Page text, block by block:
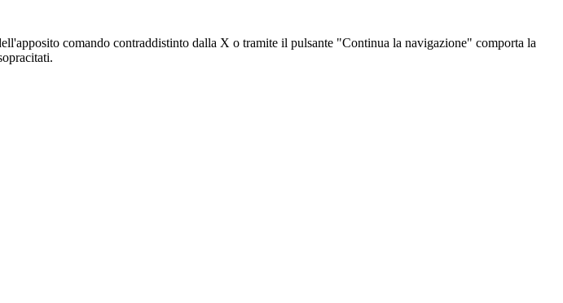
comando contraddistinto dalla X o tramite il pulsante "Continua la navigazione" comporta la